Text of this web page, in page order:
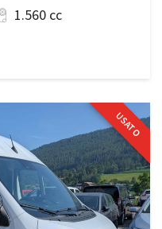
1.560 cc
USATO